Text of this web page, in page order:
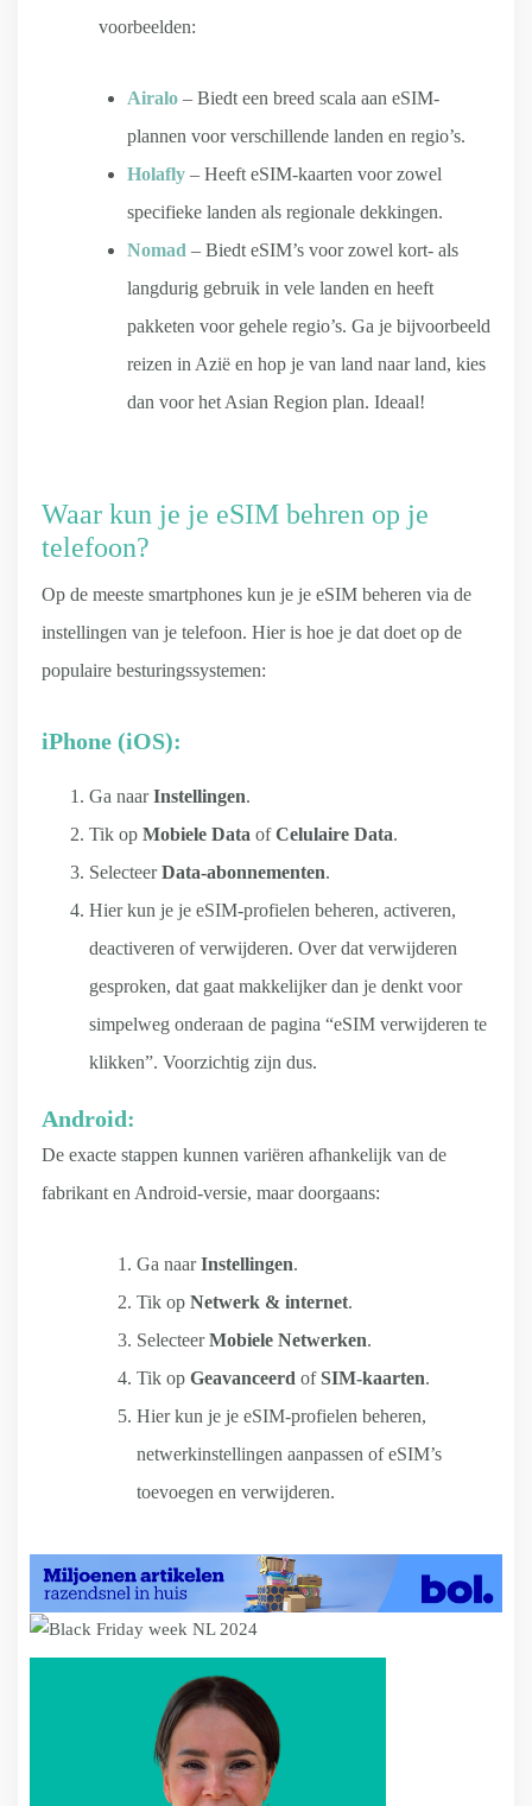
voorbeelden:
Airalo – Biedt een breed scala aan eSIM-
plannen voor verschillende landen en regio’s.
Holafly – Heeft eSIM-kaarten voor zowel
specifieke landen als regionale dekkingen.
Nomad – Biedt eSIM’s voor zowel kort- als
langdurig gebruik in vele landen en heeft
pakketen voor gehele regio’s. Ga je bijvoorbeeld
reizen in Azië en hop je van land naar land, kies
dan voor het Asian Region plan. Ideaal!
Waar kun je je eSIM behren op je
telefoon?
Op de meeste smartphones kun je je eSIM beheren via de
instellingen van je telefoon. Hier is hoe je dat doet op de
populaire besturingssystemen:
iPhone (iOS):
Ga naarInstellingen.
Tik op Mobiele Data ofCelulaire Data.
SelecteerData-abonnementen.
Hier kun je je eSIM-profielen beheren, activeren,
deactiveren of verwijderen. Over dat verwijderen
gesproken, dat gaat makkelijker dan je denkt voor
simpelweg onderaan de pagina “eSIM verwijderen te
klikken”. Voorzichtig zijn dus.
Android:
De exacte stappen kunnen variëren afhankelijk van de
fabrikant en Android-versie, maar doorgaans:
Ga naarInstellingen.
Tik op Netwerk & internet.
SelecteerMobiele Netwerken.
Tik op Geavanceerd ofSIM-kaarten.
Hier kun je je eSIM-profielen beheren,
netwerkinstellingen aanpassen of eSIM’s
toevoegen en verwijderen.